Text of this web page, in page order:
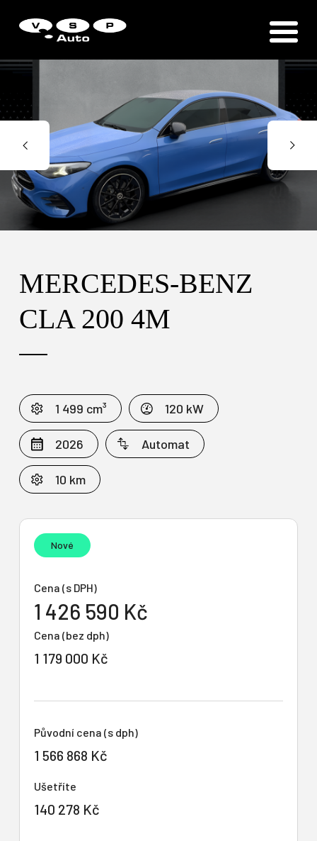
MERCEDES-BENZ
CLA 200 4M
1 499 cm³ 120 kW
2026 Automat
10 km
Nové
Cena (s DPH)
1 426 590 Kč
Cena (bez dph)
1 179 000 Kč
Původní cena (s dph)
1 566 868 Kč
Ušetříte
140 278 Kč
Zákaznická podpora
Vítejte u VSP Auto s.r.o.